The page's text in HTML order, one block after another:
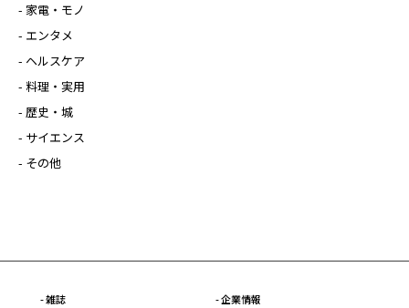
- 家電・モノ
- エンタメ
- ヘルスケア
- 料理・実用
- 歴史・城
- サイエンス
- その他
- 雑誌
- 企業情報